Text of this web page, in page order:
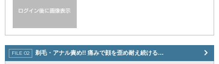
剃毛・アナル責め!! 痛みで顔を歪め耐え続ける…